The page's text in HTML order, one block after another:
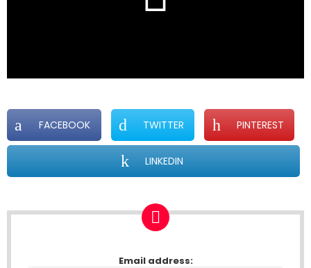
FACEBOOK TWITTER PINTEREST
LINKEDIN
Email address: